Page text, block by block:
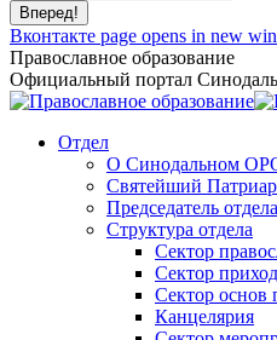
Вконтакте page opens in new
Православное образование
Официальный портал
Отдел
О Синодальном
Святейший
Председатель отдела
Структура отдела
Сектор
Сектор
Сектор основ
Канцелярия